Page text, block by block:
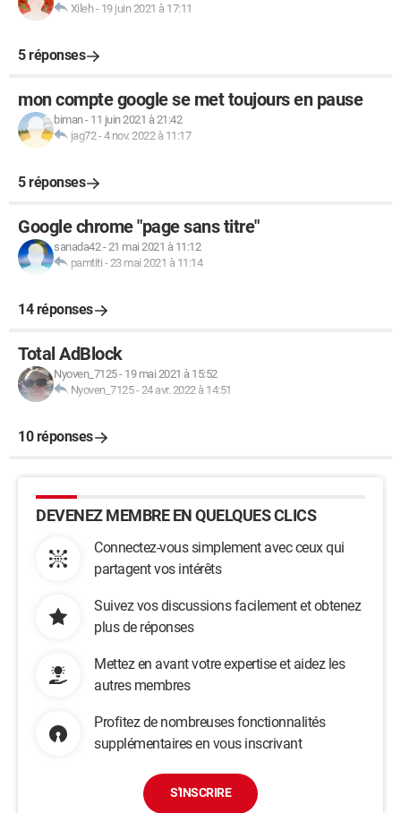
Xileh- 19 juin 2021 à 17:11
5 réponses
mon compte google se met toujours en pause
biman- 11 juin 2021 à 21:42
jag72-4 nov. 2022 à 11:17
5 réponses
Google chrome "page sans titre"
sanada42-21 mai 2021 à 11:12
pamtiti -23 mai 2021 à 11:14
14 réponses
Total AdBlock
Nyoven_7125- 19 mai 2021 à 15:52
Nyoven_7125-24 avr. 2022 à 14:51
10 réponses
DEVENEZ MEMBRE EN QUELQUES CLICS
Connectez-vous simplement avec ceux qui
partagent vos intérêts
Suivez vos discussions facilement et obtenez
plus de réponses
Mettez en avant votre expertise et aidez les
autres membres
Profitez de nombreuses fonctionnalités
supplémentaires en vous inscrivant
S'INSCRIRE